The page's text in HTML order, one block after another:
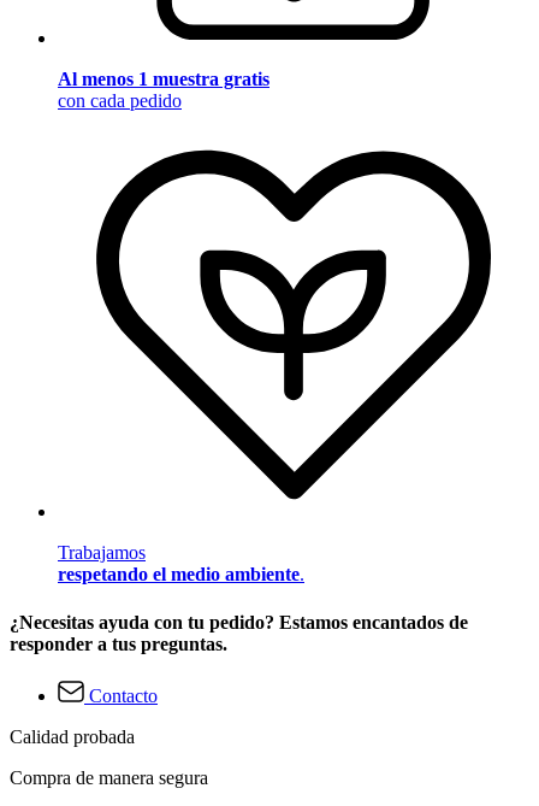
Al menos 1 muestra gratis
con cada pedido
Trabajamos
respetando el medio ambiente.
¿Necesitas ayuda con tu pedido? Estamos encantados de
responder a tus preguntas.
Contacto
Calidad probada
Compra de manera segura